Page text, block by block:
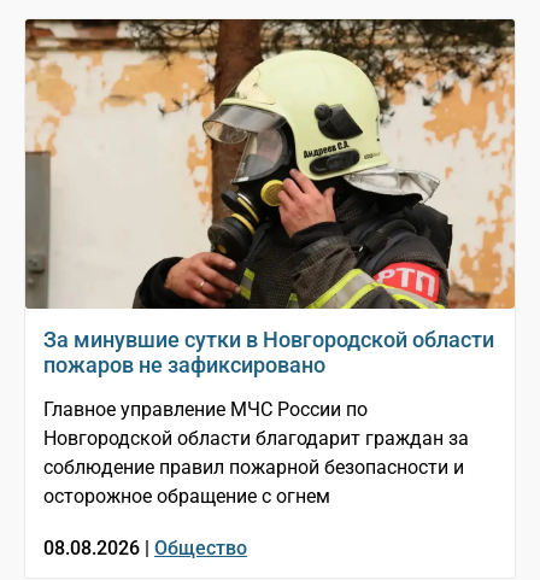
За минувшие сутки в Новгородской области
пожаров не зафиксировано
Главное управление МЧС России по
Новгородской области благодарит граждан за
соблюдение правил пожарной безопасности и
осторожное обращение с огнем
08.08.2026 | Общество